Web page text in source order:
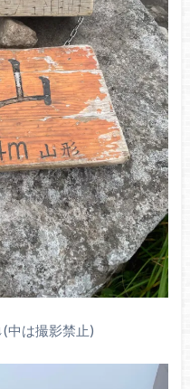
中は撮影禁止)